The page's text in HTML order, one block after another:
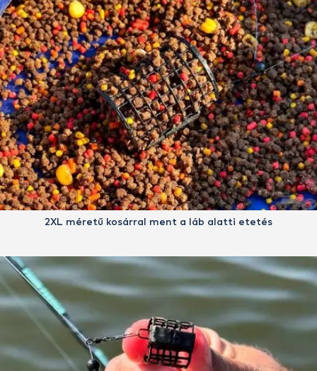
2XL méretű kosárral ment a láb alatti etetés